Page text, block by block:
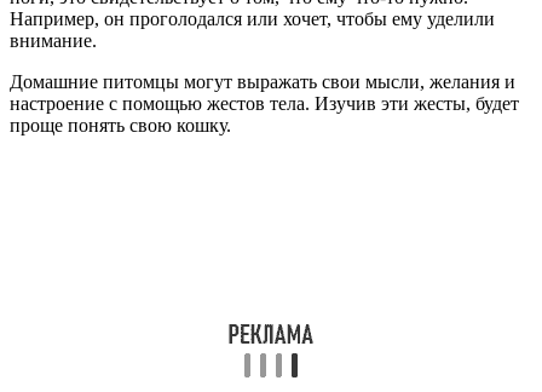
Например, он проголодался или хочет, чтобы ему уделили
внимание.
Домашние питомцы могут выражать свои мысли, желания и
настроение с помощью жестов тела. Изучив эти жесты, будет
проще понять свою кошку.